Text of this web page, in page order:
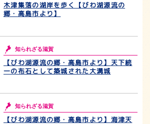
木津集落の湖岸を歩く【びわ湖源流の
郷・高島市より】
知られざる滋賀
【びわ湖源流の郷・高島市より】天下統
一の布石として築城された大溝城
知られざる滋賀
【びわ湖源流の郷・高島市より】海津天